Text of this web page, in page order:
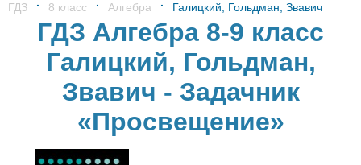
ГДЗ 8 класс Алгебра Галицкий, Гольдман, Звавич
ГДЗ Алгебра 8-9 класс
Галицкий, Гольдман,
Звавич - Задачник
«Просвещение»